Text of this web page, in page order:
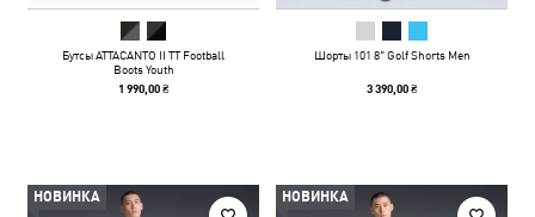
Бутсы ATTACANTO II TT Football
Boots Youth
1 990,00 ₴
Шорты 101 8" Golf Shorts Men
3 390,00 ₴
НОВИНКА НОВИНКА